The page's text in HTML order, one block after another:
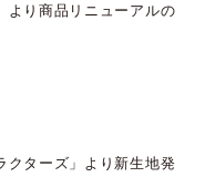
より商品リニューアルの
クターズ」より新生地発